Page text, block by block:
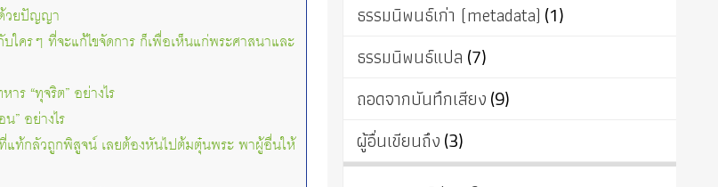
วยปัญญา
ใครๆ ที่จะแก้ไขจัดการ ก็เพื่อเห็นแก่พระศาสนาและ
ร “ทุจริต” อย่างไร
” อย่างไร
ท้กลัวถูกพิสูจน์ เลยต้องหันไปต้มตุ๋นพระ พาผู้อื่นให้
ธรรมนิพนธ์เก่า (metadata) (1)
ธรรมนิพนธ์แปล (7)
ถอดจากบันทึกเสียง(9)
ผู้อื่นเขียนถึง(3)